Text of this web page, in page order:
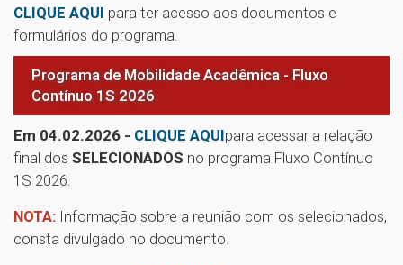
CLIQUE AQUI para ter acesso aos documentos e
formulários do programa.
Programa de Mobilidade Acadêmica - Fluxo
Contínuo 1S 2026
Em 04.02.2026 - CLIQUE AQUIpara acessar a relação
final dos SELECIONADOS no programa Fluxo Contínuo
1S 2026.
NOTA: Informação sobre a reunião com os selecionados,
consta divulgado no documento.